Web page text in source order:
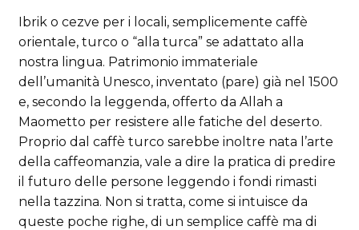
Ibrik o cezve per i locali, semplicemente caffè
orientale, turco o “alla turca” se adattato alla
nostra lingua. Patrimonio immateriale
dell’umanità Unesco, inventato (pare) già nel 1500
e, secondo la leggenda, offerto da Allah a
Maometto per resistere alle fatiche del deserto.
Proprio dal caffè turco sarebbe inoltre nata l’arte
della caffeomanzia, vale a dire la pratica di predire
il futuro delle persone leggendo i fondi rimasti
nella tazzina. Non si tratta, come si intuisce da
queste poche righe, di un semplice caffè ma di